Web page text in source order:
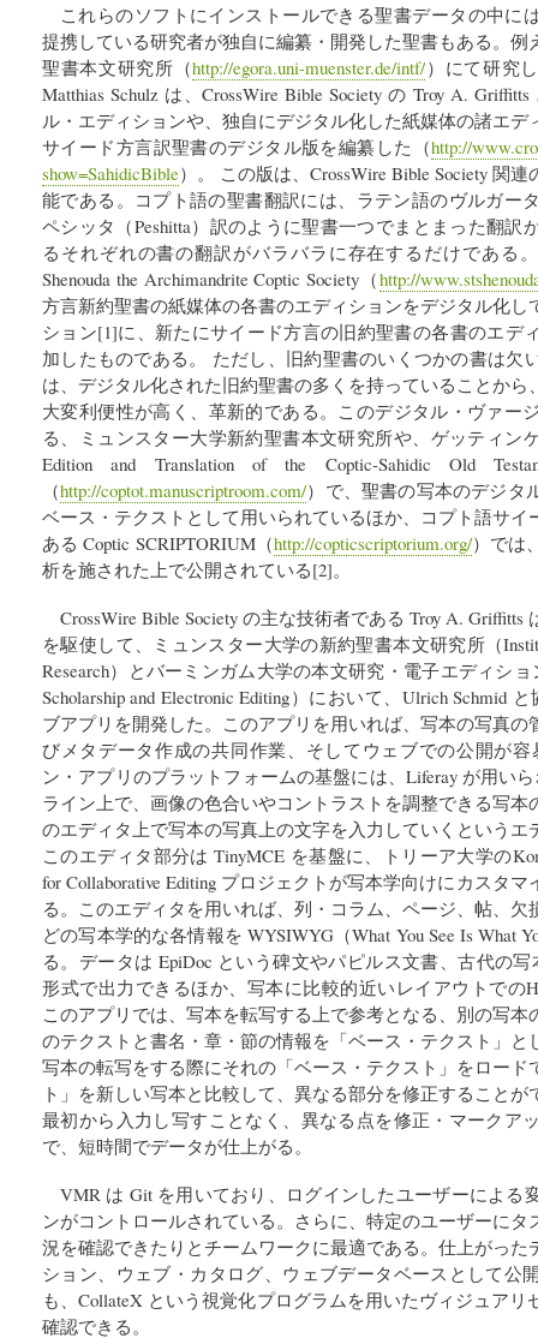
これらのソフトにインストールできる聖書データの中に
提携している研究者が独自に編纂・開発した聖書もある。例
聖書本文研究所（http://egora.uni-muenster.de/intf/）にて研究
Matthias Schulz は、CrossWire Bible Society の Troy A.
ル・エディションや、独自にデジタル化した紙媒体の諸エ
サイード方言訳聖書のデジタル版を編纂した（http://
show=SahidicBible）。 この版は、CrossWire Bible Society 関
能である。コプト語の聖書翻訳には、ラテン語のヴルガー
ペシッタ（Peshitta）訳のように聖書一つでまとまった翻訳
るそれぞれの書の翻訳がバラバラに存在するだけである。
Shenouda the Archimandrite Coptic Society（http://
方言新約聖書の紙媒体の各書のエディションをデジタル化し
ション[1]に、新たにサイード方言の旧約聖書の各書のエデ
加したものである。 ただし、旧約聖書のいくつかの書は欠
は、デジタル化された旧約聖書の多くを持っていることか
大変利便性が高く、革新的である。このデジタル・ヴァー
る、ミュンスター大学新約聖書本文研究所や、ゲッティン
Edition and Translation of the Coptic-Sahidic Old
（http://coptot.manuscriptroom.com/）で、聖書の写本のデジタ
ベース・テクストとして用いられているほか、コプト語サイ
ある Coptic SCRIPTORIUM（http://copticscriptorium.org/）では
析を施された上で公開されている[2]。
CrossWire Bible Society の主な技術者である Troy A.
を駆使して、ミュンスター大学の新約聖書本文研究所（
Research）とバーミンガム大学の本文研究・電子エディショ
Scholarship and Electronic Editing）において、Ulrich Schmid
ブアプリを開発した。このアプリを用いれば、写本の写真
びメタデータ作成の共同作業、そしてウェブでの公開が
ン・アプリのプラットフォームの基盤には、Liferay が用い
ライン上で、画像の色合いやコントラストを調整できる写
のエディタ上で写本の写真上の文字を入力していくというエ
このエディタ部分は TinyMCE を基盤に、トリーア大学の
for Collaborative Editing プロジェクトが写本学向けにカスタ
る。このエディタを用いれば、列・コラム、ページ、帖、
どの写本学的な各情報を WYSIWYG（What You See Is What
る。データは EpiDoc という碑文やパピルス文書、古代の
形式で出力できるほか、写本に比較的近いレイアウトでの
このアプリでは、写本を転写する上で参考となる、別の写
のテクストと書名・章・節の情報を「ベース・テクスト」と
写本の転写をする際にそれの「ベース・テクスト」をロード
ト」を新しい写本と比較して、異なる部分を修正すること
最初から入力し写すことなく、異なる点を修正・マークア
で、短時間でデータが仕上がる。
VMR は Git を用いており、ログインしたユーザーによる
ンがコントロールされている。さらに、特定のユーザーに
況を確認できたりとチームワークに最適である。仕上がった
ション、ウェブ・カタログ、ウェブデータベースとして公
も、CollateX という視覚化プログラムを用いたヴィジュア
確認できる。